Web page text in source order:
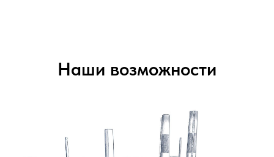
Наши возможности